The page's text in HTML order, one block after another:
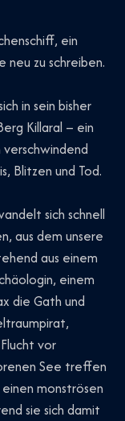
ein
zu schreiben.
in sein bisher
Killaral – ein
Blitzen und Tod.
sich schnell
aus dem unsere
aus einem
einem
die Gath und
vor
See treffen
monströsen
sie sich damit